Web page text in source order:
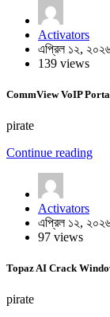
Activators
এপ্রিল ১২,
139 views
CommView VoIP
pirate
Continue reading
Activators
এপ্রিল ১২,
97 views
Topaz AI Crack
pirate